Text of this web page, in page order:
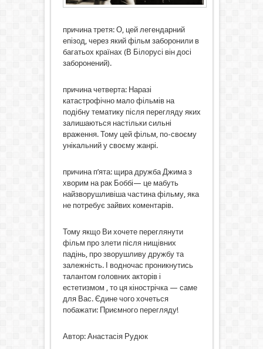
причина третя: О, цей легендарний
епізод, через який фільм заборонили в
багатьох країнах (В Білорусі він досі
заборонений).
причина четверта: Наразі
катастрофічно мало фільмів на
подібну тематику після перегляду яких
залишаються настільки сильні
враження. Тому цей фільм, по-своєму
унікальний у своєму жанрі.
причина п’ята: щира дружба Джима з
хворим на рак Боббі— це мабуть
найзворушливіша частина фільму, яка
не потребує зайвих коментарів.
Тому якщо Ви хочете переглянути
фільм про злети після нищівних
падінь, про зворушливу дружбу та
залежність. І водночас проникнутись
талантом головних акторів і
естетизмом , то ця кінострічка — саме
для Вас. Єдине чого хочеться
побажати: Приємного перегляду!
Автор: Анастасія Рудюк